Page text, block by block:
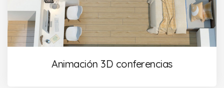
Animación 3D conferencias